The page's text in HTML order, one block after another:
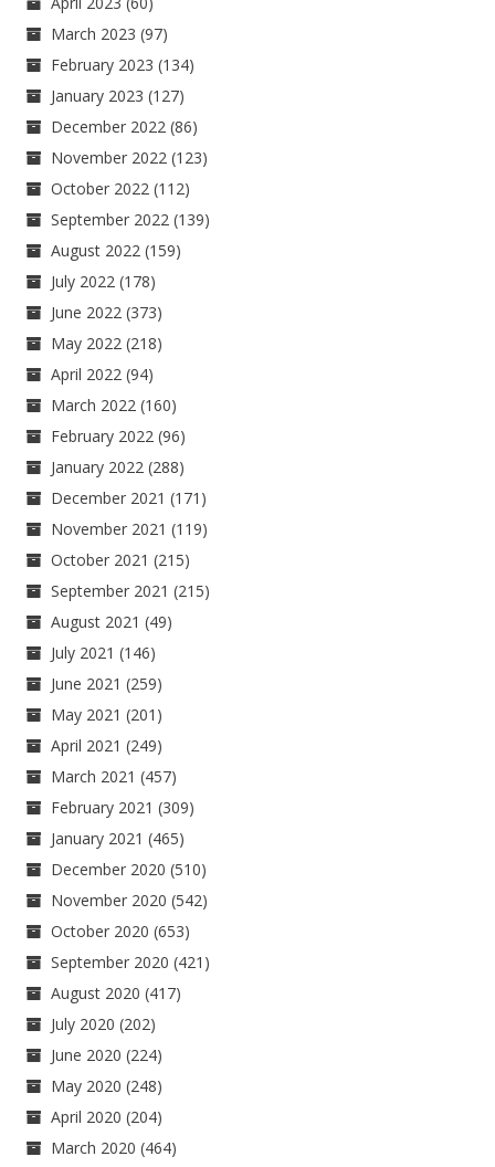
March 2023 (97)
February 2023 (134)
January 2023 (127)
December 2022 (86)
November 2022 (123)
October 2022 (112)
September 2022 (139)
August 2022 (159)
July 2022 (178)
June 2022 (373)
May 2022 (218)
April 2022 (94)
March 2022 (160)
February 2022 (96)
January 2022 (288)
December 2021 (171)
November 2021 (119)
October 2021 (215)
September 2021 (215)
August 2021 (49)
July 2021 (146)
June 2021 (259)
May 2021 (201)
April 2021 (249)
March 2021 (457)
February 2021 (309)
January 2021 (465)
December 2020 (510)
November 2020 (542)
October 2020 (653)
September 2020 (421)
August 2020 (417)
July 2020 (202)
June 2020 (224)
May 2020 (248)
April 2020 (204)
March 2020 (464)